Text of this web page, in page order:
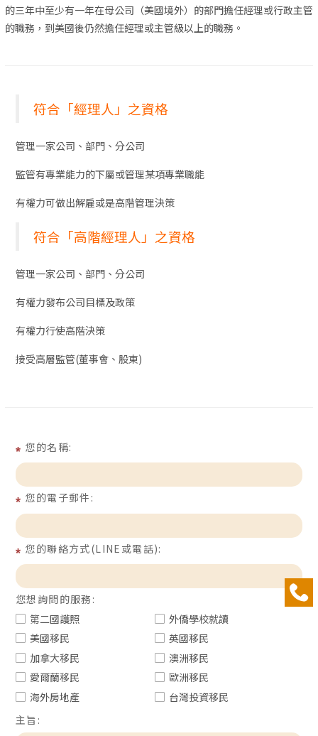
的三年中至少有一年在母公司（美國境外）的部門擔任經理或行政主管
的職務，到美國後仍然擔任經理或主管級以上的職務。
符合「經理人」之資格
管理一家公司、部門、分公司
監管有專業能力的下屬或管理某項專業職能
有權力可做出解雇或是高階管理決策
符合「高階經理人」之資格
管理一家公司、部門、分公司
有權力發布公司目標及政策
有權力行使高階決策
接受高層監管(董事會、股東)
您的名稱:
您的電子郵件:
您的聯絡方式(LINE或電話):
您想詢問的服務:
第二國護照
外僑學校就讀
美國移民
英國移民
加拿大移民
澳洲移民
愛爾蘭移民
歐洲移民
海外房地產
台灣投資移民
主旨: